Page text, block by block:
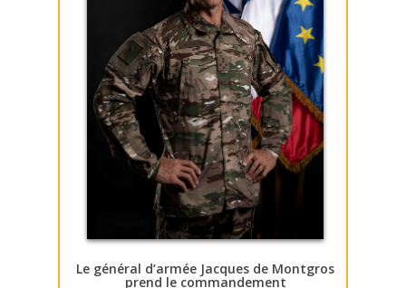
Le général d’armée Jacques de Montgros
prend le commandement